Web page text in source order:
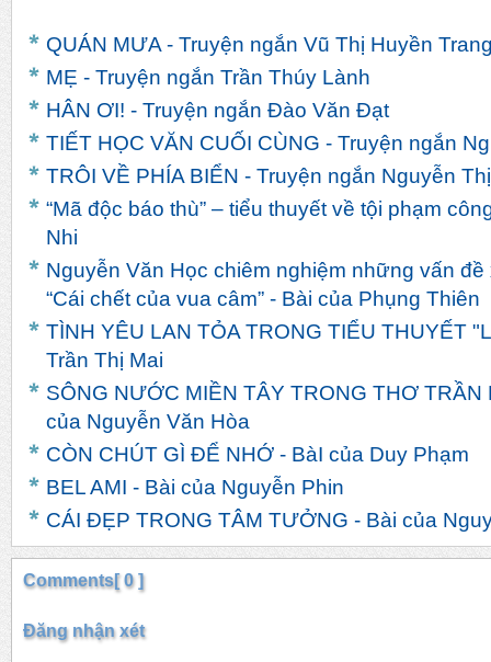
QUÁN MƯA - Truyện ngắn Vũ Thị Huyền
MẸ - Truyện ngắn Trần Thúy Lành
HÂN ƠI! - Truyện ngắn Đào Văn Đạt
TIẾT HỌC VĂN CUỐI CÙNG - Truyện ngắn
TRÔI VỀ PHÍA BIỂN - Truyện ngắn Nguyễn
“Mã độc báo thù” – tiểu thuyết về tội phạm
Nhi
Nguyễn Văn Học chiêm nghiệm những vấn
“Cái chết của vua câm” - Bài của Phụng Thiên
TÌNH YÊU LAN TỎA TRONG TIỂU THUYẾT
Trần Thị Mai
SÔNG NƯỚC MIỀN TÂY TRONG THƠ
của Nguyễn Văn Hòa
CÒN CHÚT GÌ ĐỂ NHỚ - BàI của Duy Phạm
BEL AMI - Bài của Nguyễn Phin
CÁI ĐẸP TRONG TÂM TƯỞNG - Bài của
Comments[ 0 ]
Đăng nhận xét